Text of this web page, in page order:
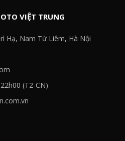
VIỆT TRUNG
Hạ, Nam Từ Liêm, Hà Nội
(T2-CN)